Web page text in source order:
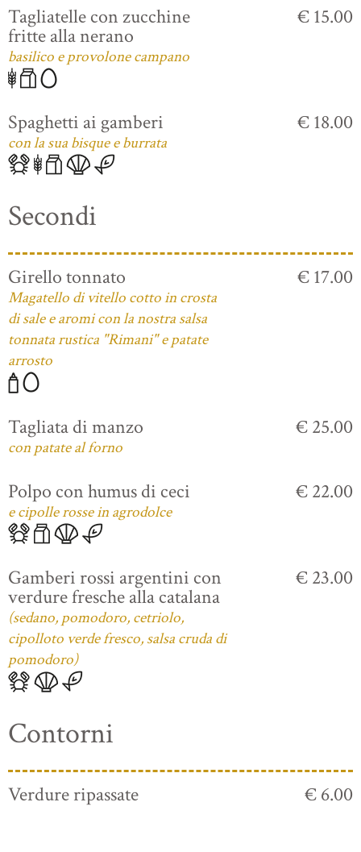
Tagliatelle con zucchine
fritte alla nerano
basilico e provolone campano
€ 15.00
Spaghetti ai gamberi
con la sua bisque e burrata
€ 18.00
Secondi
Girello tonnato
Magatello di vitello cotto in crosta
di sale e aromi con la nostra salsa
tonnata rustica "Rimani" e patate
arrosto
€ 17.00
Tagliata di manzo
con patate al forno
€ 25.00
Polpo con humus di ceci
e cipolle rosse in agrodolce
€ 22.00
Gamberi rossi argentini con
verdure fresche alla catalana
(sedano, pomodoro, cetriolo,
cipolloto verde fresco, salsa cruda di
pomodoro)
€ 23.00
Contorni
Verdure ripassate € 6.00